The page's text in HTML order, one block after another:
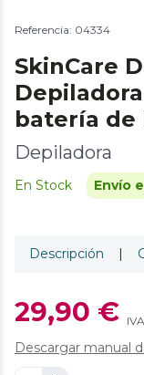
Referencia: 04334
SkinCare
batería de
Depiladora
En Stock Envío
Descripción |
29,90 €
Descargar manual